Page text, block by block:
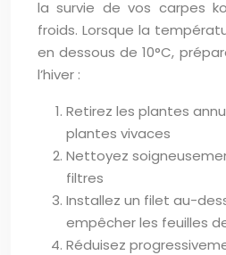
la survie de vos carpes
froids. Lorsque la
en dessous de 10°C,
l’hiver :
Retirez les plantes
plantes vivaces
Nettoyez
filtres
Installez un filet au-
empêcher les feuilles
Réduisez